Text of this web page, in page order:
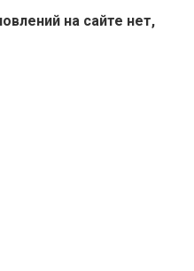
на сайте нет,